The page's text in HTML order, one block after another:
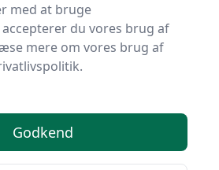
og Rørværktøj
tomrør
hurtigt kan vælge det bedste.
den bedste kvalitet, et prisvenligt
med at bruge
du vores brug af
mere om vores brug af
Godkend